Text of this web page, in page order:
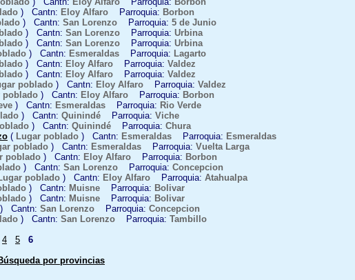
) Cantn: Eloy Alfaro Parroquia: Borbon
) Cantn: San Lorenzo Parroquia: 5 de Junio
) Cantn: San Lorenzo Parroquia: Urbina
) Cantn: San Lorenzo Parroquia: Urbina
) Cantn: Esmeraldas Parroquia: Lagarto
) Cantn: Eloy Alfaro Parroquia: Valdez
) Cantn: Eloy Alfaro Parroquia: Valdez
poblado ) Cantn: Eloy Alfaro Parroquia: Valdez
poblado ) Cantn: Eloy Alfaro Parroquia: Borbon
) Cantn: Esmeraldas Parroquia: Rio Verde
) Cantn: Quinindé Parroquia: Viche
) Cantn: Quinindé Parroquia: Chura
( Lugar poblado ) Cantn: Esmeraldas Parroquia: Esmeraldas
poblado ) Cantn: Esmeraldas Parroquia: Vuelta Larga
poblado ) Cantn: Eloy Alfaro Parroquia: Borbon
) Cantn: San Lorenzo Parroquia: Concepcion
poblado ) Cantn: Eloy Alfaro Parroquia: Atahualpa
) Cantn: Muisne Parroquia: Bolivar
) Cantn: Muisne Parroquia: Bolivar
) Cantn: San Lorenzo Parroquia: Concepcion
) Cantn: San Lorenzo Parroquia: Tambillo
4 5
6
por provincias